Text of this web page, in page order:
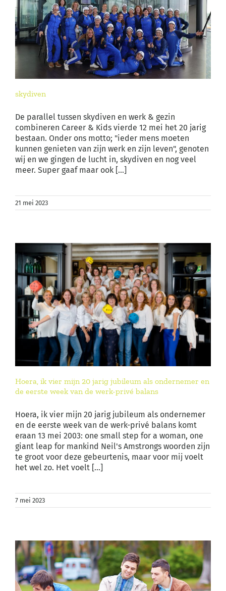
skydiven
De parallel tussen skydiven en werk & gezin
combineren Career & Kids vierde 12 mei het 20 jarig
bestaan. Onder ons motto; "ieder mens moeten
kunnen genieten van zijn werk en zijn leven", genoten
wij en we gingen de lucht in, skydiven en nog veel
meer. Super gaaf maar ook [...]
21 mei 2023
Hoera, ik vier mijn 20 jarig jubileum als ondernemer en
de eerste week van de werk-privé balans
Hoera, ik vier mijn 20 jarig jubileum als ondernemer
en de eerste week van de werk-privé balans komt
eraan 13 mei 2003: one small step for a woman, one
giant leap for mankind Neil's Amstrongs woorden zijn
te groot voor deze gebeurtenis, maar voor mij voelt
het wel zo. Het voelt [...]
7 mei 2023